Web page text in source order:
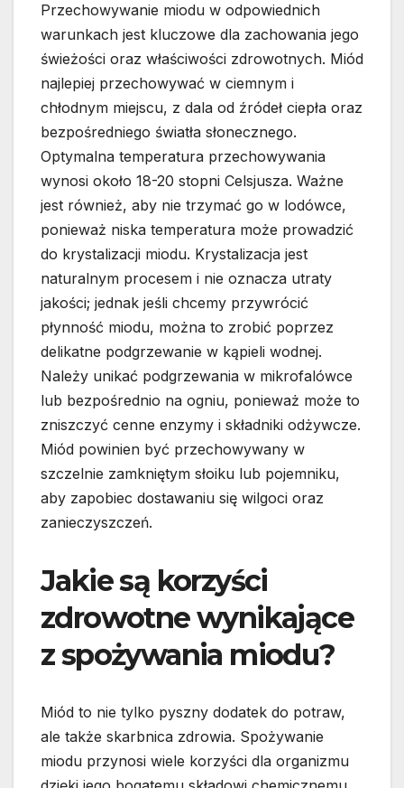
Przechowywanie miodu w odpowiednich
warunkach jest kluczowe dla zachowania jego
świeżości oraz właściwości zdrowotnych. Miód
najlepiej przechowywać w ciemnym i
chłodnym miejscu, z dala od źródeł ciepła oraz
bezpośredniego światła słonecznego.
Optymalna temperatura przechowywania
wynosi około 18-20 stopni Celsjusza. Ważne
jest również, aby nie trzymać go w lodówce,
ponieważ niska temperatura może prowadzić
do krystalizacji miodu. Krystalizacja jest
naturalnym procesem i nie oznacza utraty
jakości; jednak jeśli chcemy przywrócić
płynność miodu, można to zrobić poprzez
delikatne podgrzewanie w kąpieli wodnej.
Należy unikać podgrzewania w mikrofalówce
lub bezpośrednio na ogniu, ponieważ może to
zniszczyć cenne enzymy i składniki odżywcze.
Miód powinien być przechowywany w
szczelnie zamkniętym słoiku lub pojemniku,
aby zapobiec dostawaniu się wilgoci oraz
zanieczyszczeń.
Jakie są korzyści
zdrowotne wynikające
z spożywania miodu?
Miód to nie tylko pyszny dodatek do potraw,
ale także skarbnica zdrowia. Spożywanie
miodu przynosi wiele korzyści dla organizmu